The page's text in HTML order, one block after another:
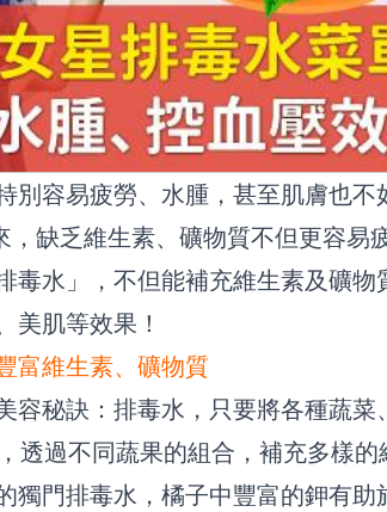
別容易疲勞、水腫，甚至肌膚也
缺乏維生素、礦物質不但更容易
毒水」，不但能補充維生素及礦
美肌等效果！
富維生素、礦物質
容秘訣：排毒水，只要將各種蔬
透過不同蔬果的組合，補充多樣
獨門排毒水，橘子中豐富的鉀有